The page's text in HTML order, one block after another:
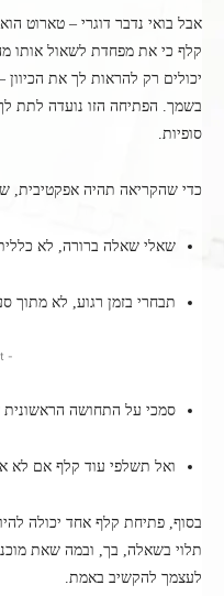
אבל בואי נדבר דוגרי – טארוט
קלף כי את מפחדת לשאול אותו
יכולים רק להראות לך את
בשמך. הפתיחה הזו נועדה לתת
סופיות.
כדי שהקריאה תהיה אפקטיבית,
שאלי שאלה ברורה, לא
תבחרי בזמן רגוע, לא מתוך
- Advertisement -
סמכי על התחושה הראשונית
ואל תשלפי עוד קלף אם לא
בסוף, פתיחת קלף אחד יכולה
תלוי בשאלה, בך, ובמה שאת
לעצמך להקשיב באמת.